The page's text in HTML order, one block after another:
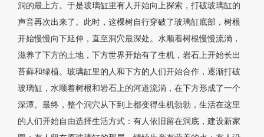
洞的最上方。于是玻璃缸里有人开始向上探索，打破玻璃缸的
声音再次出来了。此时，这棵树自行穿破了玻璃缸底部，树根
开始慢慢向下延伸，直至洞穴最深处。水顺着树根慢慢流淌，
滋养了下方的土地，下方世界开始有了生机，岩石上开始长出
苔藓和绿植。玻璃缸里的人和下方的人们开始合作，逐渐打破
玻璃缸，水顺着树根和岩石上的河道流淌，在下方形成了一个
深潭。最终，整个洞穴从下到上都变得生机勃勃，生活在这里
的人们开始自由选择生活方式：有人依旧留在洞底，建设新家